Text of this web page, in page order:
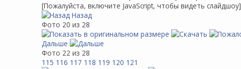
[Пожалуйста, включите JavaScript, чтобы видеть слайдшоу]
Назад
Фото 20 из 28
Дальше
Фото 22 из 28
115 116 117 118 119 120 121